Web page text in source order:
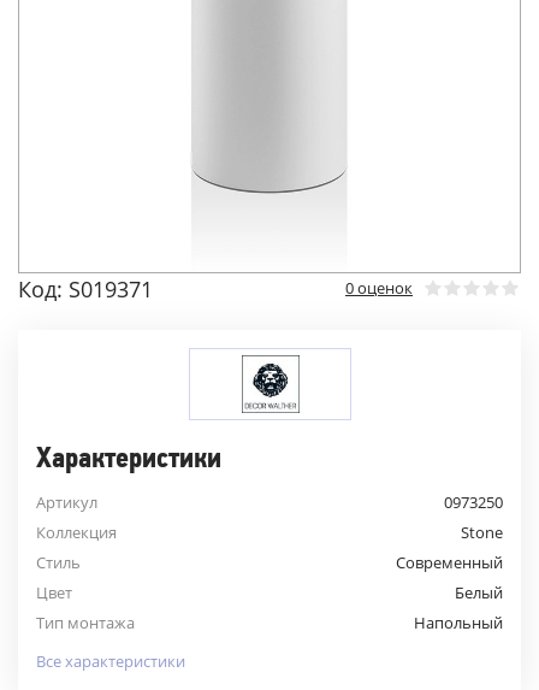
Код: S019371 0 оценок
Характеристики
Артикул
0973250
Коллекция
Stone
Стиль
Современный
Цвет
Белый
Тип монтажа
Напольный
Все характеристики